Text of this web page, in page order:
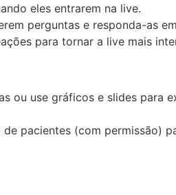
eles entrarem na live.
perguntas e responda-as
para tornar a live mais
ou use gráficos e slides para
pacientes (com permissão)